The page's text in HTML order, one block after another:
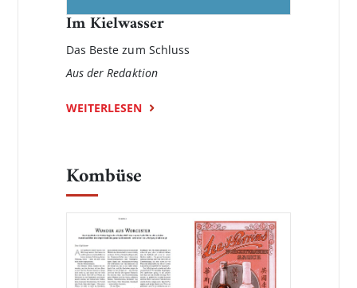
Im Kielwasser
Das Beste zum Schluss
Aus der Redaktion
WEITERLESEN
Kombüse